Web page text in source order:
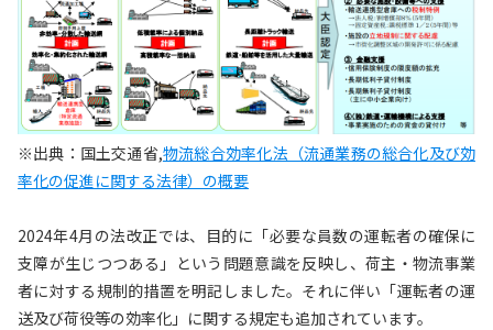
※出典：国土交通省,物流総合効率化法（流通業務の総合化及び効
率化の促進に関する法律）の概要
2024年4月の法改正では、目的に「必要な員数の運転者の確保に
支障が生じつつある」という問題意識を反映し、荷主・物流事業
者に対する規制的措置を明記しました。それに伴い「運転者の運
送及び荷役等の効率化」に関する規定も追加されています。